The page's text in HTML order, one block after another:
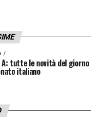
tutte le novità del giorno
italiano